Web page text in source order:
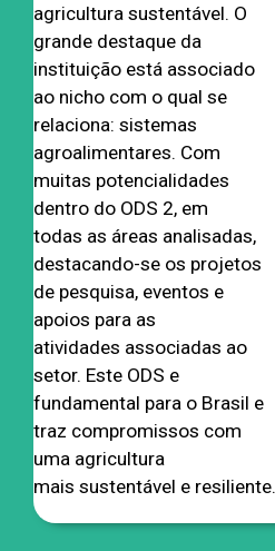
agricultura sustentável. O
grande destaque da
instituição está associado
ao nicho com o qual se
relaciona: sistemas
agroalimentares. Com
muitas potencialidades
dentro do ODS 2, em
todas as áreas analisadas,
destacando-se os projetos
de pesquisa, eventos e
apoios para as
atividades associadas ao
setor. Este ODS e
fundamental para o Brasil e
traz compromissos com
uma agricultura
mais sustentável e resiliente.